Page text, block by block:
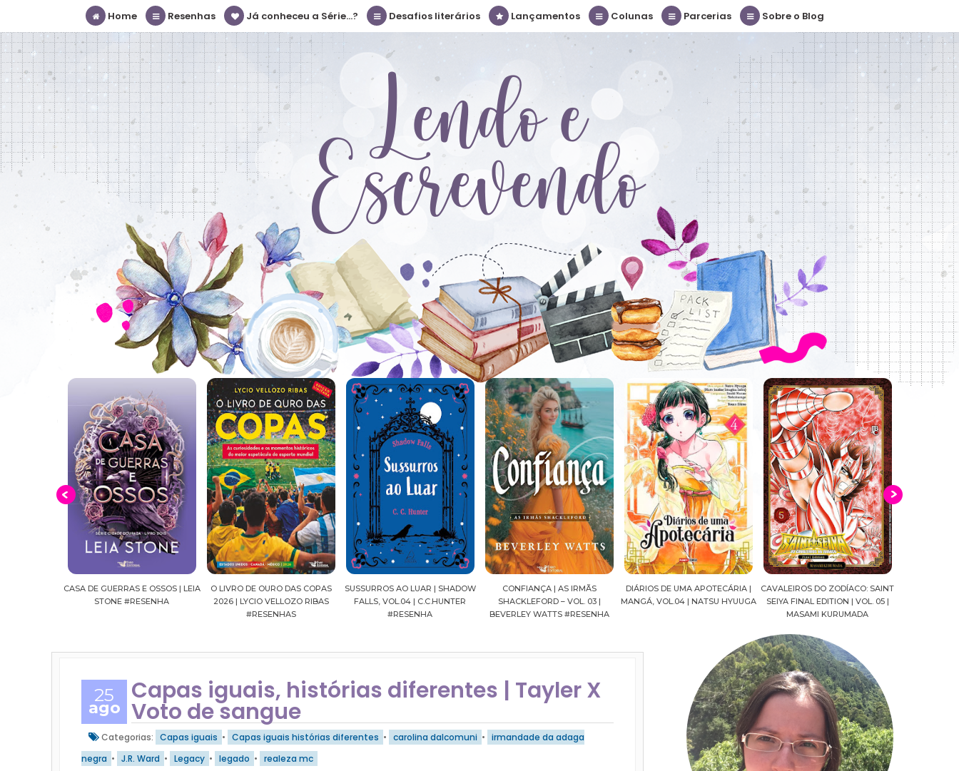
Home Resenhas Já conheceu a Série...? Desafios literários Lançamentos Colunas Parcerias Sobre o Blog
O LIVRO DE OURO DAS COPAS
2026 | LYCIO VELLOZO RIBAS
SUSSURROS AO LUAR | SHADOW
FALLS, VOL.04 | C.C.HUNTER
#RESENHA
CONFIANÇA | AS IRMÃS
SHACKLEFORD – VOL. 03 |
BEVERLEY WATTS #RESENHA
DIÁRIOS DE UMA APOTECÁRIA |
MANGÁ, VOL.04 | NATSU HYUUGA
CAVALEIROS DO ZODÍACO: SAINT
SEIYA FINAL EDITION | VOL. 05 |
CROWN OF WAR AND SHADOW |
J.R.WARD #RESENHA
25
ago
Capas iguais, histórias diferentes | Tayler X
Voto de sangue
Categorias: Capas iguais • Capas iguais histórias diferentes • carolina dalcomuni • irmandade da adaga
negra • J.R. Ward • Legacy • legado • realeza mc